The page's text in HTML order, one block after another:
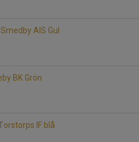
AIS Gul
BK Grön
IF blå